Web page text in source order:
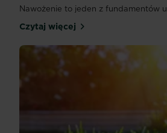
Nawożenie to jeden z fundamentów
Czytaj więcejJak uratować trawę